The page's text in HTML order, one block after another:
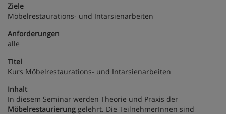
Ziele
Möbelrestaurations- und Intarsienarbeiten
Anforderungen
alle
Titel
Kurs Möbelrestaurations- und Intarsienarbeiten
Inhalt
In diesem Seminar werden Theorie und Praxis der
Möbelrestaurierung gelehrt. Die TeilnehmerInnen sind